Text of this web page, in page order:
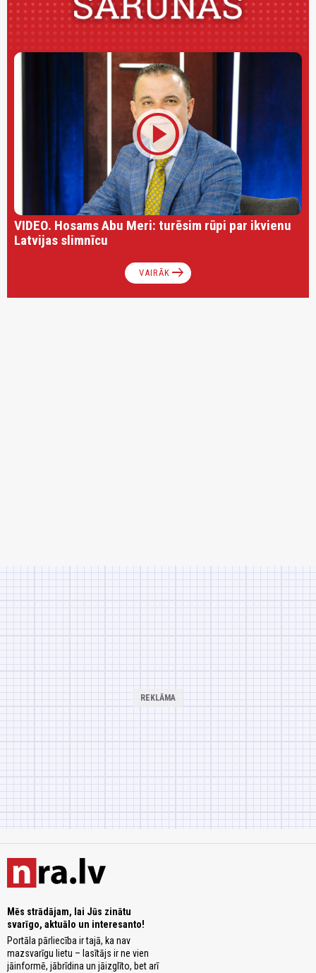
play_circle
VIDEO. Hosams Abu Meri: turēsim rūpi par ikvienu
Latvijas slimnīcu
VAIRĀK arrow_right_alt
Mēs strādājam, lai Jūs zinātu
svarīgo, aktuālo un interesanto!
Portāla pārliecība ir tajā, ka nav
mazsvarīgu lietu – lasītājs ir ne vien
jāinformē, jābrīdina un jāizglīto, bet arī